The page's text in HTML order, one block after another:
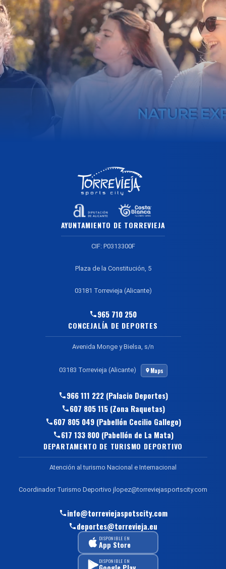
AYUNTAMIENTO DE TORREVIEJA
CIF: P0313300F
Plaza de la Constitución, 5
03181 Torrevieja (Alicante)
965 710 250
CONCEJALÍA DE DEPORTES
Avenida Monge y Bielsa, s/n
03183 Torrevieja (Alicante) Maps
966 111 222 (Palacio Deportes)
607 805 115 (Zona Raquetas)
607 805 049 (Pabellón Cecilio Gallego)
617 133 800 (Pabellón de La Mata)
DEPARTAMENTO DE TURISMO DEPORTIVO
Atención al turismo Nacional e Internacional
Coordinador Turismo Deportivo jlopez@torreviejasportscity.com
info@torreviejaspotscity.com
deportes@torrevieja.eu
DISPONIBLE EN
App Store
DISPONIBLE EN